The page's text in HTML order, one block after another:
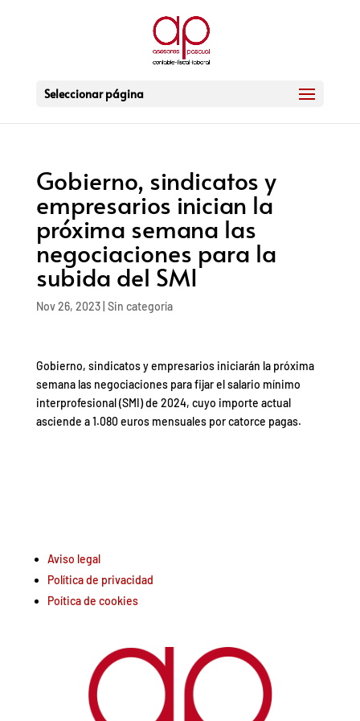
Seleccionar página
Gobierno, sindicatos y
empresarios inician la
próxima semana las
negociaciones para la
subida del SMI
Nov 26, 2023| Sin categoría
Gobierno, sindicatos y empresarios iniciarán la próxima
semana las negociaciones para fijar el salario mínimo
interprofesional (SMI) de 2024, cuyo importe actual
asciende a 1.080 euros mensuales por catorce pagas.
Aviso legal
Política de privacidad
Poítica de cookies